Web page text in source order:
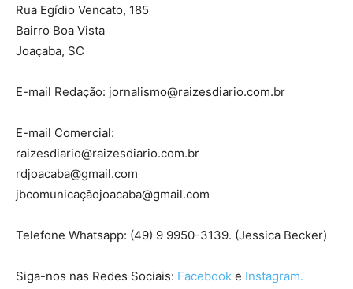
Rua Egídio Vencato, 185
Bairro Boa Vista
Joaçaba, SC
E-mail Redação: jornalismo@raizesdiario.com.br
E-mail Comercial:
raizesdiario@raizesdiario.com.br
rdjoacaba@gmail.com
jbcomunicaçãojoacaba@gmail.com
Telefone Whatsapp: (49) 9 9950-3139. (Jessica Becker)
Siga-nos nas Redes Sociais: Facebook e Instagram.